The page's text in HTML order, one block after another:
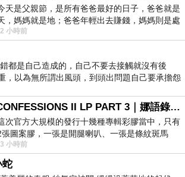
天是父親節，是所有爸爸最好的日子，爸爸就是
，媽媽就是地；爸爸年輕出去賺錢，媽媽則是處
家務，職業不分高低貴賤，只有人品才
小時前
都是自己造成的，自己不要去接觸就沒有後
，以為無所謂出風頭，到頭出問題自己要承擔怨
CONFESSIONS II LP PART 3｜娜語錄II LP PART 3
次官方大規模的發行十幾種專輯彩膠當中，只有
張圖案膠，一張是開腿喇叭、一張是條紋斑馬
；目前官網上只剩澳洲商店AU STORE
小時前
蛇